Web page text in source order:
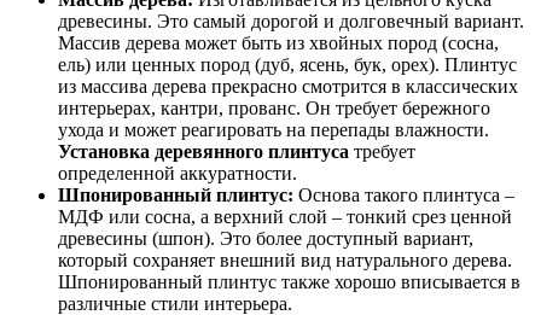
древесины. Это самый дорогой и долговечный вариант.
Массив дерева может быть из хвойных пород (сосна,
ель) или ценных пород (дуб, ясень, бук, орех). Плинтус
из массива дерева прекрасно смотрится в классических
интерьерах, кантри, прованс. Он требует бережного
ухода и может реагировать на перепады влажности.
Установка деревянного плинтуса требует
определенной аккуратности.
Шпонированный плинтус: Основа такого плинтуса –
МДФ или сосна, а верхний слой – тонкий срез ценной
древесины (шпон). Это более доступный вариант,
который сохраняет внешний вид натурального дерева.
Шпонированный плинтус также хорошо вписывается в
различные стили интерьера.